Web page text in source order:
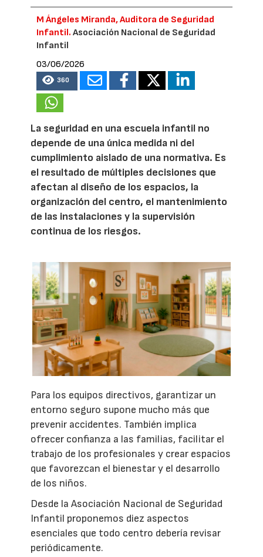
M Ángeles Miranda, Auditora de Seguridad
Infantil.Asociación Nacional de Seguridad
Infantil
03/06/2026
360
La seguridad en una escuela infantil no
depende de una única medida ni del
cumplimiento aislado de una normativa. Es
el resultado de múltiples decisiones que
afectan al diseño de los espacios, la
organización del centro, el mantenimiento
de las instalaciones y la supervisión
continua de los riesgos.
Para los equipos directivos, garantizar un
entorno seguro supone mucho más que
prevenir accidentes. También implica
ofrecer confianza a las familias, facilitar el
trabajo de los profesionales y crear espacios
que favorezcan el bienestar y el desarrollo
de los niños.
Desde la Asociación Nacional de Seguridad
Infantil proponemos diez aspectos
esenciales que todo centro debería revisar
periódicamente.